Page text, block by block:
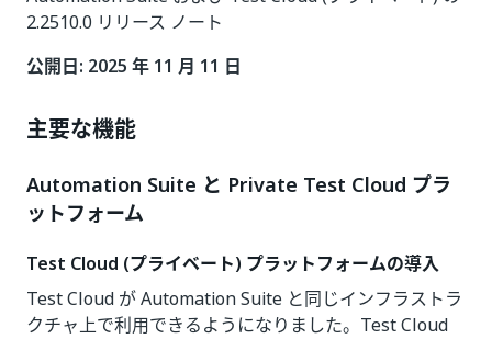
2.2510.0 リリース ノート
公開日: 2025 年 11 月 11 日
主要な機能
Automation Suite と Private Test Cloud プラ
ットフォーム
Test Cloud (プライベート) プラットフォームの導入
Test Cloud が Automation Suite と同じインフラストラ
クチャ上で利用できるようになりました。Test Cloud